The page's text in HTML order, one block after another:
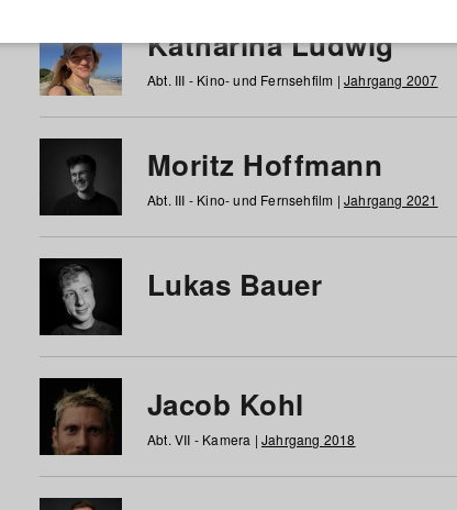
Katharina Ludwig
Abt. III - Kino- und Fernsehfilm | Jahrgang 2007
Moritz Hoffmann
Abt. III - Kino- und Fernsehfilm | Jahrgang 2021
Lukas Bauer
Jacob Kohl
Abt. VII - Kamera | Jahrgang 2018